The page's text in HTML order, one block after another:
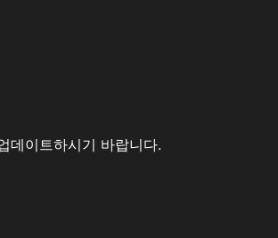
데이트하시기 바랍니다.